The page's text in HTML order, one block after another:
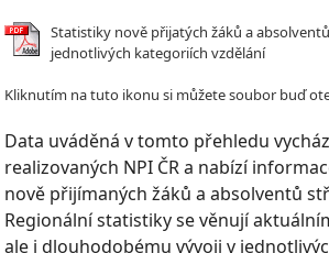
Statistiky nově přijatých žáků a
jednotlivých kategoriích vzdělání
Kliknutím na tuto ikonu si můžete soubor buď
Data uváděná v tomto přehledu
realizovaných NPI ČR a nabízí
nově přijímaných žáků a absolventů
Regionální statistiky se věnují
ale i dlouhodobému vývoji v